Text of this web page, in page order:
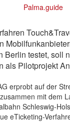
Berlin testet, soll
als Pilotprojekt
erprobt auf der
mit dem
Schleswig-
eTicketing-